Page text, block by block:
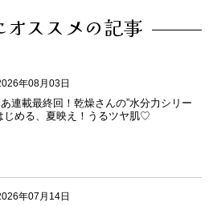
ススメの記事
年08月03日
連載最終回！乾燥さんの”水分力シリー
じめる、夏映え！うるツヤ肌♡
年07月14日